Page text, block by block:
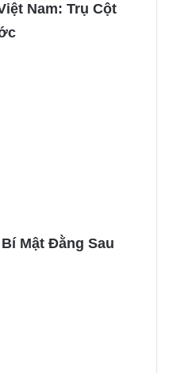
Nam: Trụ Cột
Mật Đằng Sau